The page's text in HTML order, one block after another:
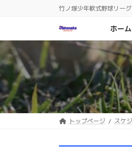
ン
ツ
へ
ス
キ
ッ
プ
ー
シ
ョ
ン
に
移
動
竹ノ塚少年軟式野球リーグ
ホーム
トップページ スケ